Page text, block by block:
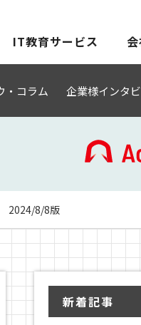
IT教育サービス
・コラム 企業様インタ
2024/8/8版
新着記事